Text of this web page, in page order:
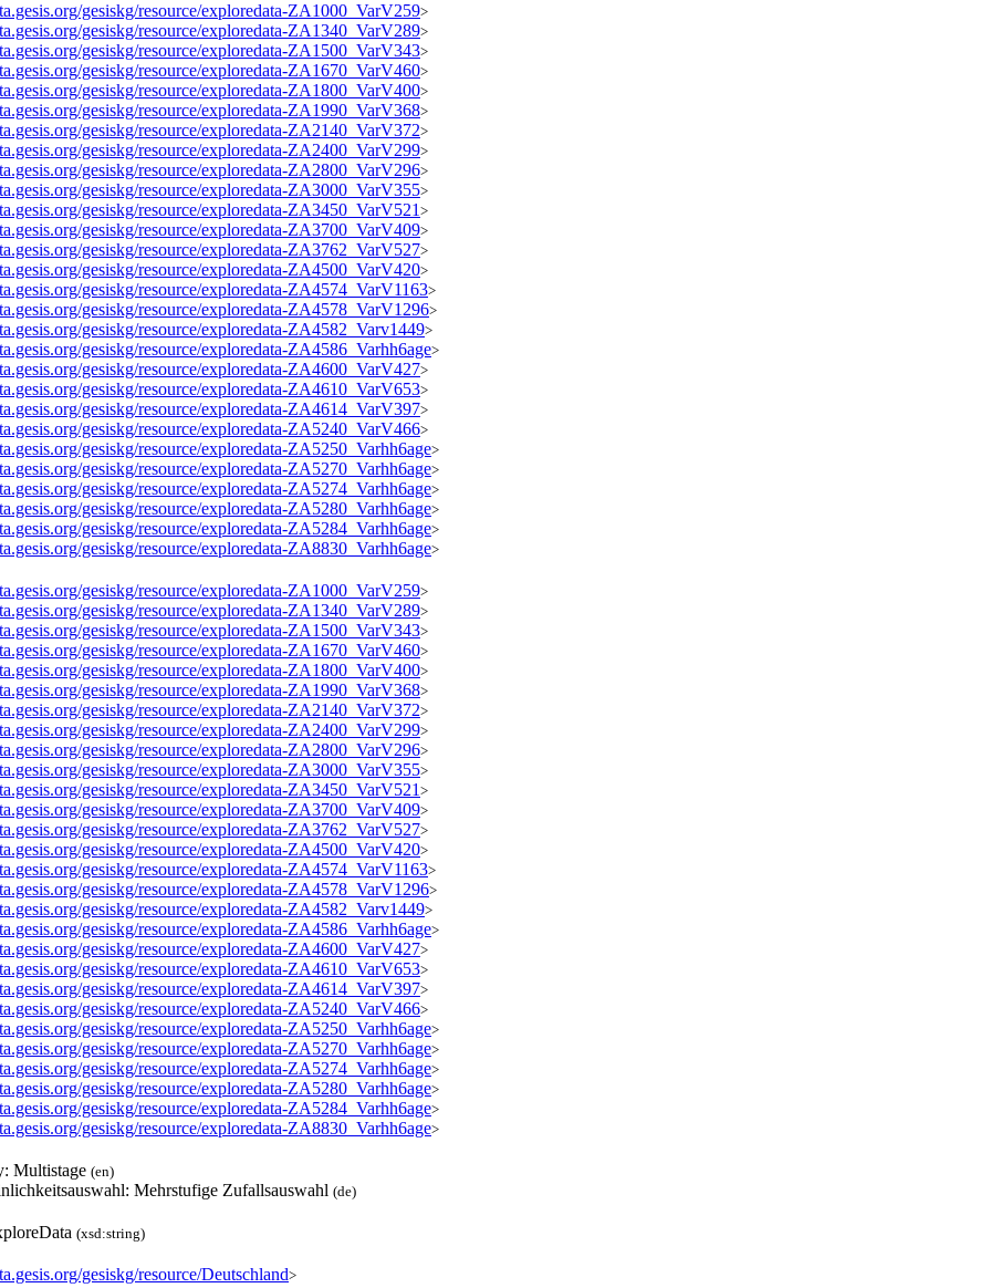
gesiskg/resource/exploredata-ZA1000_VarV259>
gesiskg/resource/exploredata-ZA1340_VarV289>
gesiskg/resource/exploredata-ZA1500_VarV343>
gesiskg/resource/exploredata-ZA1670_VarV460>
gesiskg/resource/exploredata-ZA1800_VarV400>
gesiskg/resource/exploredata-ZA1990_VarV368>
gesiskg/resource/exploredata-ZA2140_VarV372>
gesiskg/resource/exploredata-ZA2400_VarV299>
gesiskg/resource/exploredata-ZA2800_VarV296>
gesiskg/resource/exploredata-ZA3000_VarV355>
gesiskg/resource/exploredata-ZA3450_VarV521>
gesiskg/resource/exploredata-ZA3700_VarV409>
gesiskg/resource/exploredata-ZA3762_VarV527>
gesiskg/resource/exploredata-ZA4500_VarV420>
gesiskg/resource/exploredata-ZA4574_VarV1163>
gesiskg/resource/exploredata-ZA4578_VarV1296>
gesiskg/resource/exploredata-ZA4582_Varv1449>
gesiskg/resource/exploredata-ZA4586_Varhh6age>
gesiskg/resource/exploredata-ZA4600_VarV427>
gesiskg/resource/exploredata-ZA4610_VarV653>
gesiskg/resource/exploredata-ZA4614_VarV397>
gesiskg/resource/exploredata-ZA5240_VarV466>
gesiskg/resource/exploredata-ZA5250_Varhh6age>
gesiskg/resource/exploredata-ZA5270_Varhh6age>
gesiskg/resource/exploredata-ZA5274_Varhh6age>
gesiskg/resource/exploredata-ZA5280_Varhh6age>
gesiskg/resource/exploredata-ZA5284_Varhh6age>
gesiskg/resource/exploredata-ZA8830_Varhh6age>
gesiskg/resource/exploredata-ZA1000_VarV259>
gesiskg/resource/exploredata-ZA1340_VarV289>
gesiskg/resource/exploredata-ZA1500_VarV343>
gesiskg/resource/exploredata-ZA1670_VarV460>
gesiskg/resource/exploredata-ZA1800_VarV400>
gesiskg/resource/exploredata-ZA1990_VarV368>
gesiskg/resource/exploredata-ZA2140_VarV372>
gesiskg/resource/exploredata-ZA2400_VarV299>
gesiskg/resource/exploredata-ZA2800_VarV296>
gesiskg/resource/exploredata-ZA3000_VarV355>
gesiskg/resource/exploredata-ZA3450_VarV521>
gesiskg/resource/exploredata-ZA3700_VarV409>
gesiskg/resource/exploredata-ZA3762_VarV527>
gesiskg/resource/exploredata-ZA4500_VarV420>
gesiskg/resource/exploredata-ZA4574_VarV1163>
gesiskg/resource/exploredata-ZA4578_VarV1296>
gesiskg/resource/exploredata-ZA4582_Varv1449>
gesiskg/resource/exploredata-ZA4586_Varhh6age>
gesiskg/resource/exploredata-ZA4600_VarV427>
gesiskg/resource/exploredata-ZA4610_VarV653>
gesiskg/resource/exploredata-ZA4614_VarV397>
gesiskg/resource/exploredata-ZA5240_VarV466>
gesiskg/resource/exploredata-ZA5250_Varhh6age>
gesiskg/resource/exploredata-ZA5270_Varhh6age>
gesiskg/resource/exploredata-ZA5274_Varhh6age>
gesiskg/resource/exploredata-ZA5280_Varhh6age>
gesiskg/resource/exploredata-ZA5284_Varhh6age>
gesiskg/resource/exploredata-ZA8830_Varhh6age>
Multistage (en)
Mehrstufige Zufallsauswahl (de)
(xsd:string)
gesiskg/resource/Deutschland>